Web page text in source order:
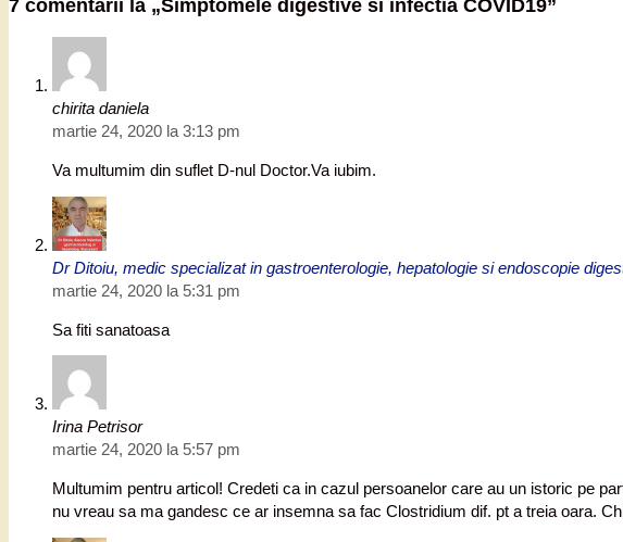
7 comentarii la „Simptomele digestive si infectia COVID19”
chirita daniela
martie 24, 2020 la 3:13 pm
Va multumim din suflet D-nul Doctor.Va iubim.
Dr Ditoiu, medic specializat in gastroenterologie, hepatologie si endoscopie
martie 24, 2020 la 5:31 pm
Sa fiti sanatoasa
Irina Petrisor
martie 24, 2020 la 5:57 pm
Multumim pentru articol! Credeti ca in cazul persoanelor care au un istoric pe
nu vreau sa ma gandesc ce ar insemna sa fac Clostridium dif. pt a treia oara.